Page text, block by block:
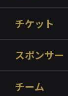
チケット
スポンサー
チーム